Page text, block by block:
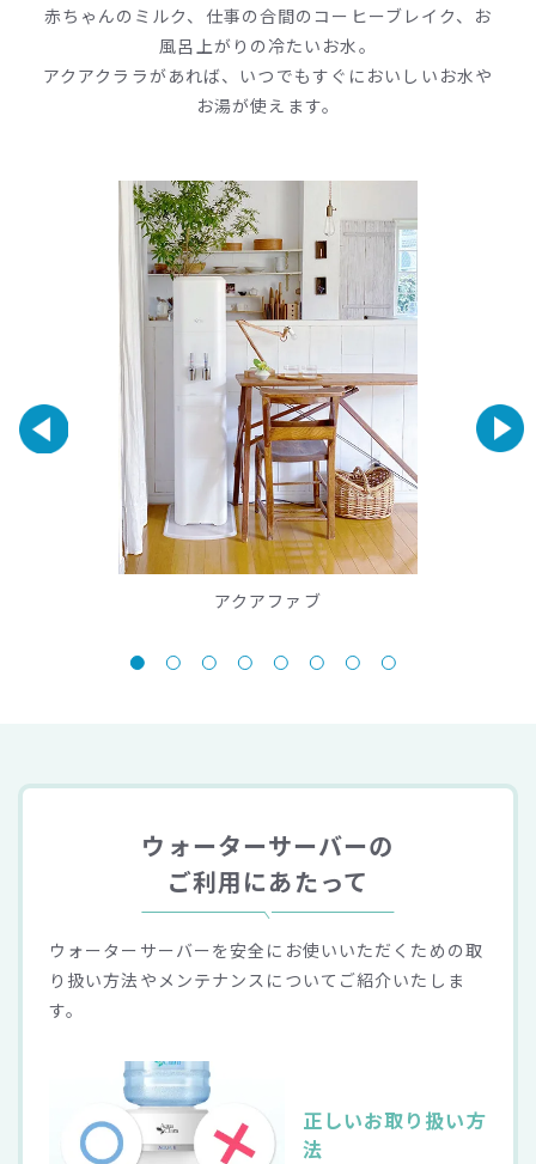
赤ちゃんのミルク、仕事の合間のコーヒーブレイク、お
風呂上がりの冷たいお水。
アクアクララがあれば、いつでもすぐにおいしいお水や
お湯が使えます。
アクアファブ
ウォーターサーバーの
ご利用にあたって
ウォーターサーバーを安全にお使いいただくための取
り扱い方法やメンテナンスについてご紹介いたしま
す。
正しいお取り扱い方
法